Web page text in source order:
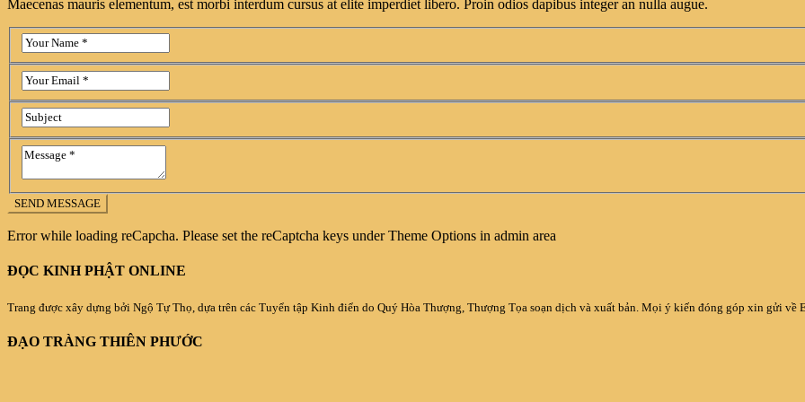
Maecenas mauris elementum, est morbi interdum cursus at elite imperdiet libero. Proin odios dapibus integer an nulla augue.
Error while loading reCapcha. Please set the reCaptcha keys under Theme Options in admin area
ĐỌC KINH PHẬT ONLINE
Trang được xây dựng bởi Ngộ Tự Thọ, dựa trên các Tuyển tập Kinh điển do Quý Hòa Thượng, Thượng Tọa soạn dịch và xuất bản. Mọi ý kiến đóng góp xin gửi về
ĐẠO TRÀNG THIÊN PHƯỚC